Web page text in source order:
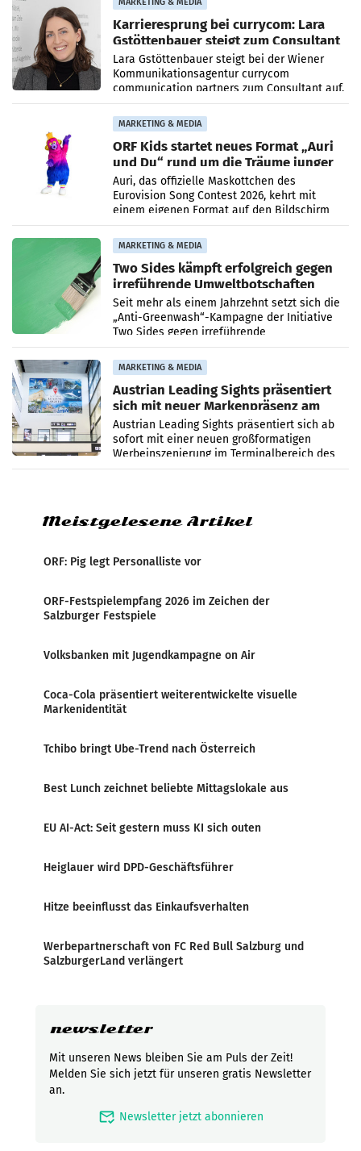
Karrieresprung bei currycom: Lara
Gstöttenbauer steigt zum Consultant
auf
Lara Gstöttenbauer steigt bei der Wiener
Kommunikationsagentur currycom
communication partners zum Consultant auf.
Die 27-jährige Beraterin betreut Kundinnen
und Kunden in den Bereichen
MARKETING & MEDIA
ORF Kids startet neues Format „Auri
und Du“ rund um die Träume junger
Menschen
Auri, das offizielle Maskottchen des
Eurovision Song Contest 2026, kehrt mit
einem eigenen Format auf den Bildschirm
zurück. In der neuen Sendung „Auri und Du“
bei ORF Kids steht
MARKETING & MEDIA
Two Sides kämpft erfolgreich gegen
irreführende Umweltbotschaften
beim Papiereinsatz
Seit mehr als einem Jahrzehnt setzt sich die
„Anti-Greenwash“-Kampagne der Initiative
Two Sides gegen irreführende
Umweltaussagen bei Papierkommunikation
und papierbasierten Verpackungen
MARKETING & MEDIA
Austrian Leading Sights präsentiert
sich mit neuer Markenpräsenz am
Flughafen Wien
Austrian Leading Sights präsentiert sich ab
sofort mit einer neuen großformatigen
Werbeinszenierung im Terminalbereich des
Flughafen Wien. Die Präsenz befindet sich im
Meistgelesene Artikel
ORF: Pig legt Personalliste vor
ORF-Festspielempfang 2026 im Zeichen der
Salzburger Festspiele
Volksbanken mit Jugendkampagne on Air
Coca-Cola präsentiert weiterentwickelte visuelle
Markenidentität
Tchibo bringt Ube-Trend nach Österreich
Best Lunch zeichnet beliebte Mittagslokale aus
EU AI-Act: Seit gestern muss KI sich outen
Heiglauer wird DPD-Geschäftsführer
Hitze beeinflusst das Einkaufsverhalten
Werbepartnerschaft von FC Red Bull Salzburg und
SalzburgerLand verlängert
newsletter
Mit unseren News bleiben Sie am Puls der Zeit!
Melden Sie sich jetzt für unseren gratis Newsletter
an.
mark_email_read Newsletter jetzt abonnieren